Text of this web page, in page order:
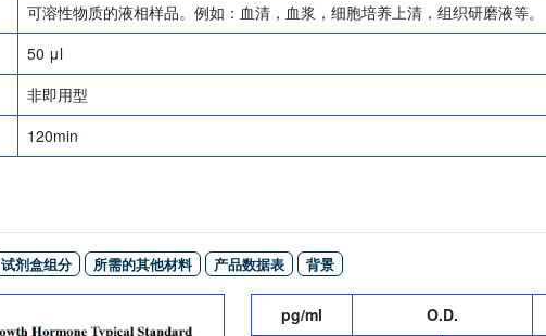
可溶性物质的液相样品。例如：血清，血浆，细胞培养上清，组织研磨液等。
50 μl
非即用型
120min
试剂盒组分 所需的其他材料 产品数据表 背景
pg/ml O.D.